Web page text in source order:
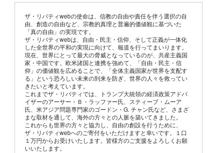
ザ・リバティwebの使命は、信教の自由や責任を伴う選択の自
由、創造の自由など、宗教的真理と普遍的価値観に基づいた
「真の自由」の実現です。
ザ・リバティwebは、自由・民主・信仰、そして正義が一体化
した全世界の平和の実現に向けて、報道を行ってまいります。
現在、世界にとって最大の脅威となっているのが、共産主義国
家・中国です。欧米諸国と連携を強めて、「自由・民主・信
仰」の価値観を広めることで、「全体主義国家が世界を支配す
る」という恐ろしい未来の到来を防ぎ、世界の人々を救ってい
きたいと考えています。
これまでザ・リバティでは、トランプ大統領の経済政策アドバ
イザーのアーサー・Ｂ・ラッファー氏、スティーブ・ムーア
氏、米アジア問題専門家のゴードン・G. チャン氏など、さまざ
まな取材を通して、海外の方々との人脈を築いてきました。
これからも世界の方々と協力し、自由の創設を行うために、
ザ・リバティwebへのご寄付をいただけますと幸いです。１口
１万円からお受けいたします。皆様方のご支援をよろしくお願
いいたします。